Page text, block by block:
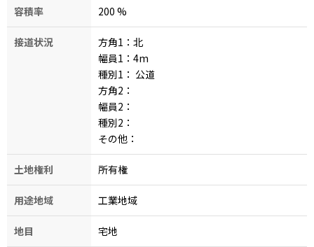
容積率 200 %
接道状況
方角1：北
幅員1：4m
種別1： 公道
方角2：
幅員2：
種別2：
その他：
土地権利 所有権
用途地域 工業地域
地目 宅地